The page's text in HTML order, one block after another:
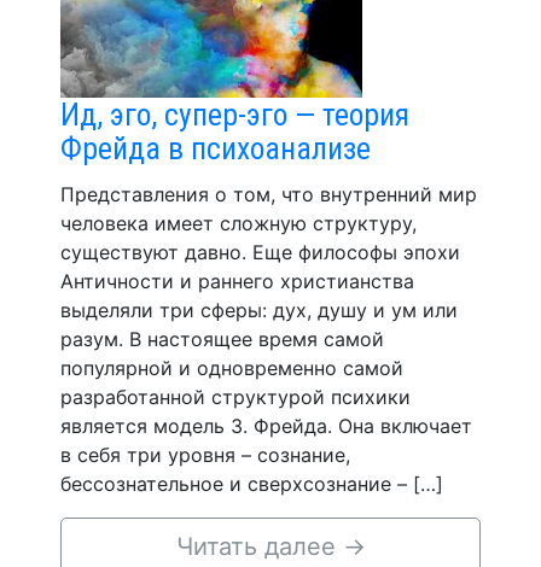
Ид, эго, супер-эго — теория
Фрейда в психоанализе
Представления о том, что внутренний мир
человека имеет сложную структуру,
существуют давно. Еще философы эпохи
Античности и раннего христианства
выделяли три сферы: дух, душу и ум или
разум. В настоящее время самой
популярной и одновременно самой
разработанной структурой психики
является модель З. Фрейда. Она включает
в себя три уровня – сознание,
бессознательное и сверхсознание – […]
Читать далее →